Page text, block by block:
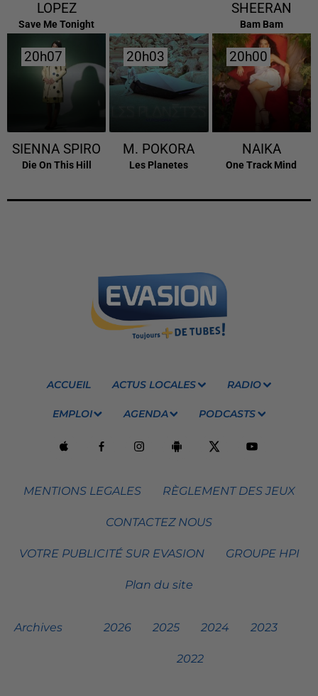
LOPEZ
Save Me Tonight
SHEERAN
Bam Bam
20h07
20h07
SIENNA SPIRO
Die On This Hill
20h03
20h03
M. POKORA
Les Planetes
20h00
20h00
NAIKA
One Track Mind
ACCUEIL ACTUS LOCALES RADIO
EMPLOI AGENDA PODCASTS
MENTIONS LEGALES RÈGLEMENT DES JEUX
CONTACTEZ NOUS
VOTRE PUBLICITÉ SUR EVASION GROUPE HPI
Plan du site
Archives 2026 2025 2024 2023
2022